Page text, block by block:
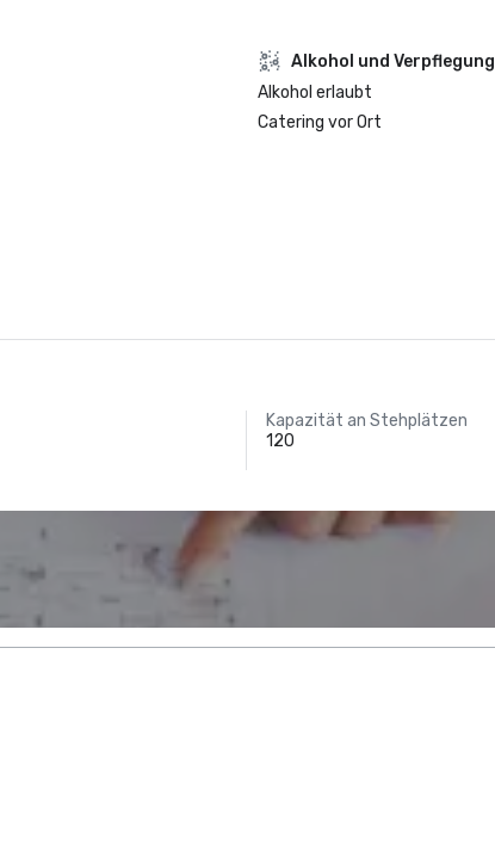
‪Alkohol‬ und Verpflegung
‪Alkohol‬ erlaubt
Catering vor Ort
Kapazität an Stehplätzen
120